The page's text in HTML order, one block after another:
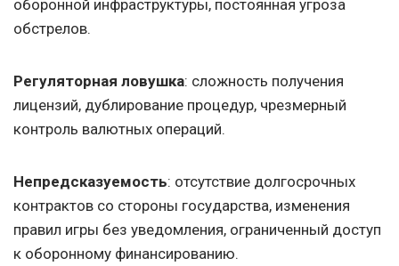
оборонной инфраструктуры, постоянная угроза
обстрелов.
Регуляторная ловушка: сложность получения
лицензий, дублирование процедур, чрезмерный
контроль валютных операций.
Непредсказуемость: отсутствие долгосрочных
контрактов со стороны государства, изменения
правил игры без уведомления, ограниченный доступ
к оборонному финансированию.